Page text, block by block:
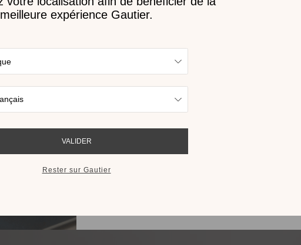
nouveau catalogue
Trouvez l’inspiration en découvrant
nos collections sur l’écran de votre
RECEVOIR LE CATALOGUE 2026